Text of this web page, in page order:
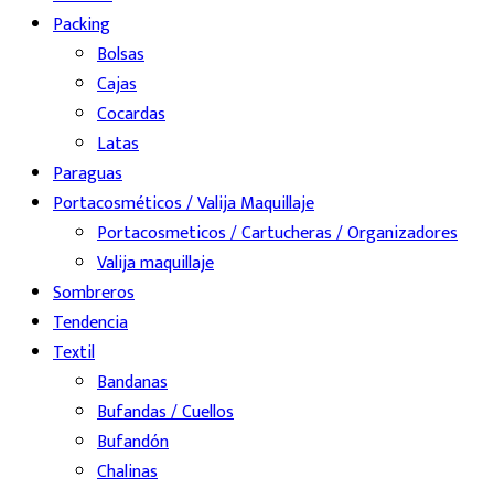
Packing
Bolsas
Cajas
Cocardas
Latas
Paraguas
Portacosméticos / Valija Maquillaje
Portacosmeticos / Cartucheras / Organizadores
Valija maquillaje
Sombreros
Tendencia
Textil
Bandanas
Bufandas / Cuellos
Bufandón
Chalinas